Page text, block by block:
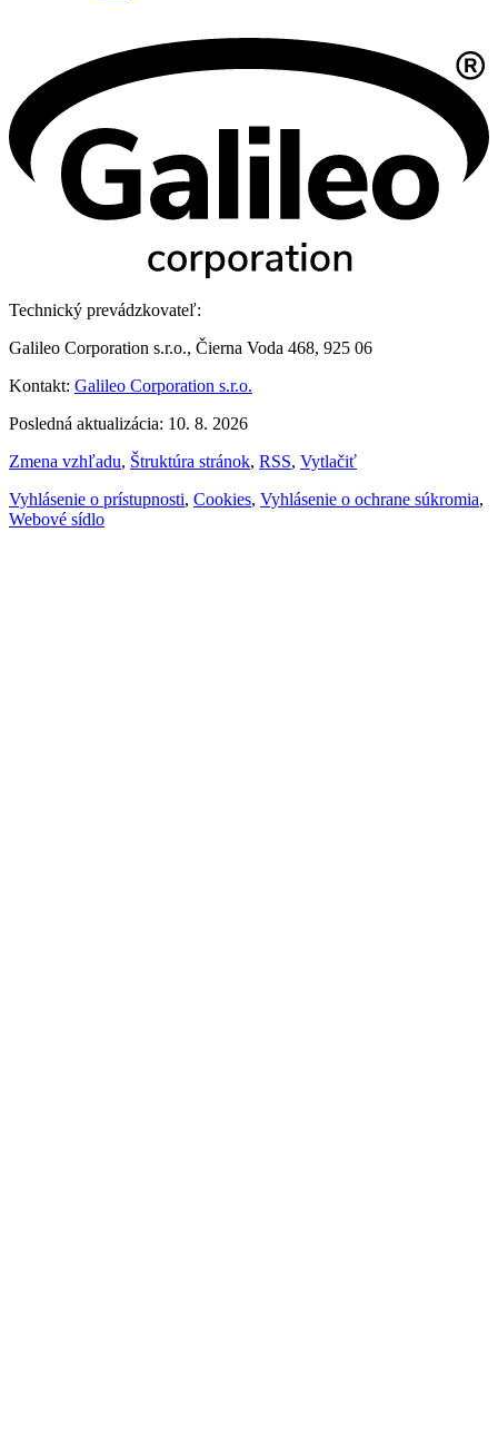
Technický prevádzkovateľ:
Galileo Corporation s.r.o., Čierna Voda 468, 925 06
Kontakt: Galileo Corporation s.r.o.
Posledná aktualizácia: 10. 8. 2026
Zmena vzhľadu, Štruktúra stránok, RSS, Vytlačiť
Vyhlásenie o prístupnosti, Cookies, Vyhlásenie o ochrane súkromia,
Webové sídlo